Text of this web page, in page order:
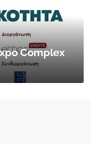
Complex